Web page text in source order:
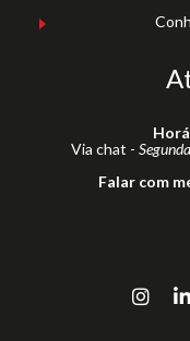
Via chat -
Falar com